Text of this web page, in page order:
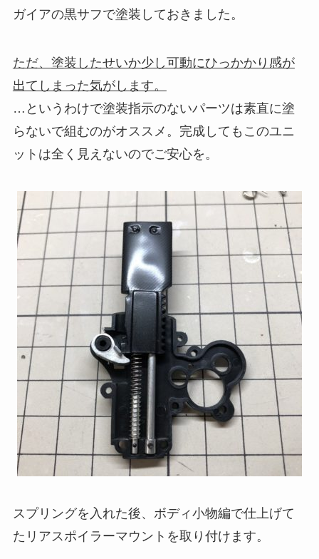
ガイアの黒サフで塗装しておきました。
ただ、塗装したせいか少し可動にひっかかり感が
出てしまった気がします。
…というわけで塗装指示のないパーツは素直に塗
らないで組むのがオススメ。完成してもこのユニ
ットは全く見えないのでご安心を。
スプリングを入れた後、ボディ小物編で仕上げて
たリアスポイラーマウントを取り付けます。